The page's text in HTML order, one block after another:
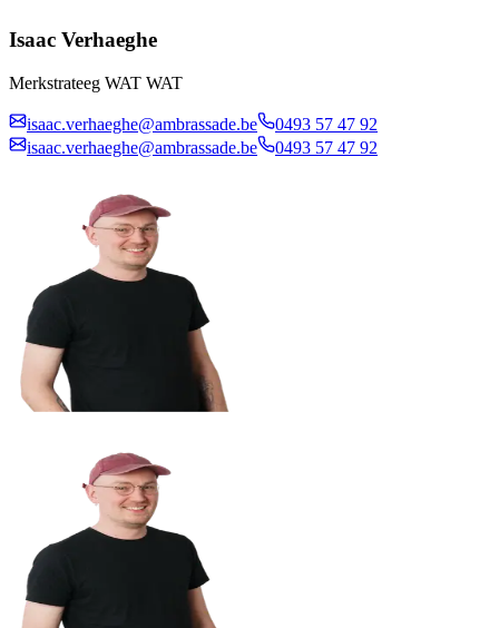
Isaac Verhaeghe
Merkstrateeg WAT WAT
isaac.verhaeghe@ambrassade.be
0493 57 47 92
isaac.verhaeghe@ambrassade.be
0493 57 47 92